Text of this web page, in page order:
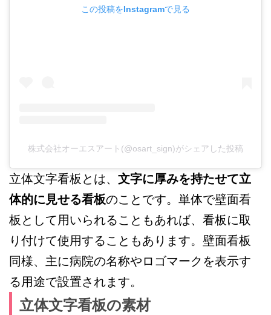
この投稿をInstagramで見る
株式会社オーエスアート(@osart_sign)がシェアした投稿
立体文字看板とは、 文字に厚みを持たせて立
体的に見せる看板のことです。単体で壁面看
板として用いられることもあれば、看板に取
り付けて使用することもあります。壁面看板
同様、主に病院の名称やロゴマークを表示す
る用途で設置されます。
立体文字看板の素材